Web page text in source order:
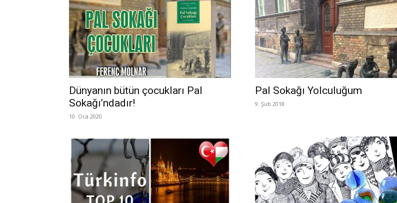
Dünyanın bütün çocukları Pal
Sokağı’ndadır!
10. Oca 2020
Pal Sokağı Yolculuğum
9. Şub 2018